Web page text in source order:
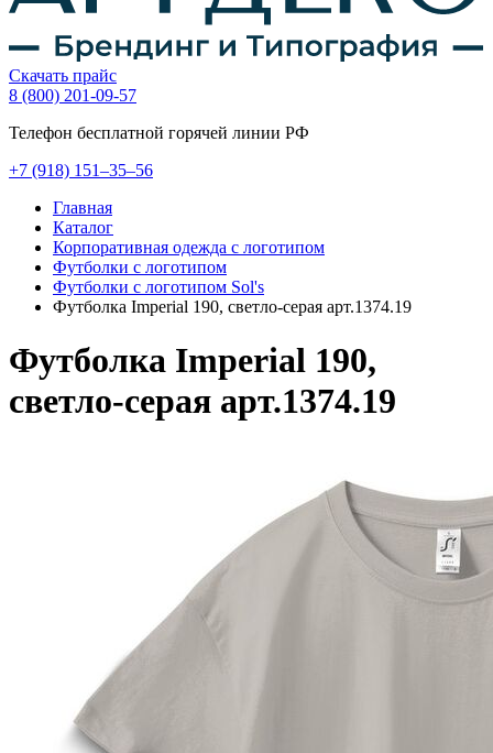
Скачать прайс
8 (800) 201-09-57
Телефон бесплатной горячей линии РФ
+7 (918) 151–35–56
Главная
Каталог
Корпоративная одежда с логотипом
Футболки с логотипом
Футболки с логотипом Sol's
Футболка Imperial 190, светло-серая арт.1374.19
Футболка Imperial 190,
светло-серая арт.1374.19